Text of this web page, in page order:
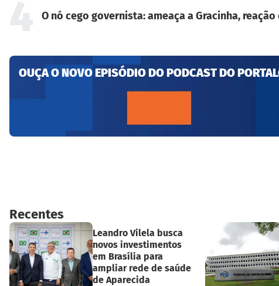
O nó cego governista: ameaça a Gracinha,
OUÇA O NOVO EPISÓDIO DO PODCAST DO
Recentes
Leandro Vilela busca
novos investimentos
em Brasília para
ampliar rede de saúde
de Aparecida